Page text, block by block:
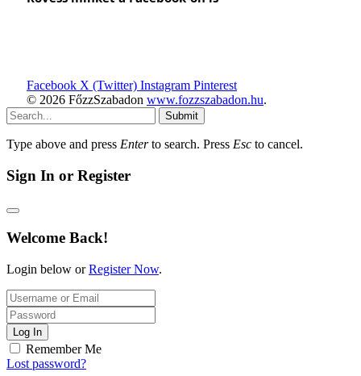
Facebook X (Twitter) Instagram Pinterest
© 2026 FőzzSzabadon www.fozzszabadon.hu.
Submit
Type above and press Enterto search. Press Esc to cancel.
Sign In or Register
Welcome Back!
Login below orRegister Now.
Log In
Remember Me
Lost password?